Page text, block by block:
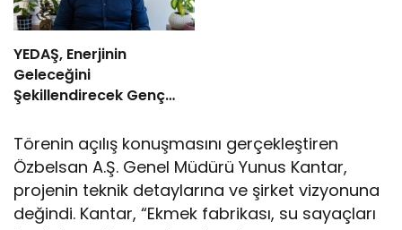
YEDAŞ, Enerjinin
Geleceğini
Şekillendirecek Genç
Törenin açılış konuşmasını gerçekleştiren
Özbelsan A.Ş. Genel Müdürü Yunus Kantar,
projenin teknik detaylarına ve şirket vizyonuna
değindi. Kantar, “Ekmek fabrikası, su sayaçları